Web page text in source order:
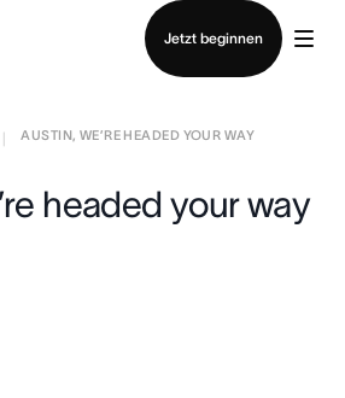
Jetzt beginnen
kontaktieren
AUSTIN, WE’RE HEADED YOUR WAY
headed your way